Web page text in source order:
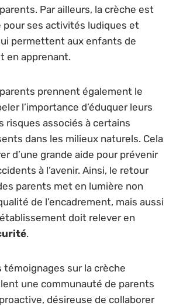
Par ailleurs, la crèche est
pour ses activités ludiques et
permettent aux enfants de
en apprenant.
prennent également le
l’importance d’éduquer leurs
risques associés à certains
dans les milieux naturels. Cela
d’une grande aide pour prévenir
à l’avenir. Ainsi, le retour
parents met en lumière non
de l’encadrement, mais aussi
doit relever en
.
témoignages sur la crèche
une communauté de parents
désireuse de collaborer